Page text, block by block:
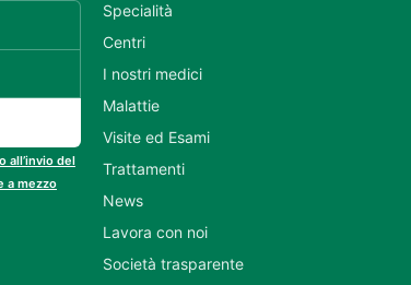
all’invio del
a mezzo
Specialità
Centri
I nostri medici
Malattie
Visite ed Esami
Trattamenti
News
Lavora con noi
Società trasparente